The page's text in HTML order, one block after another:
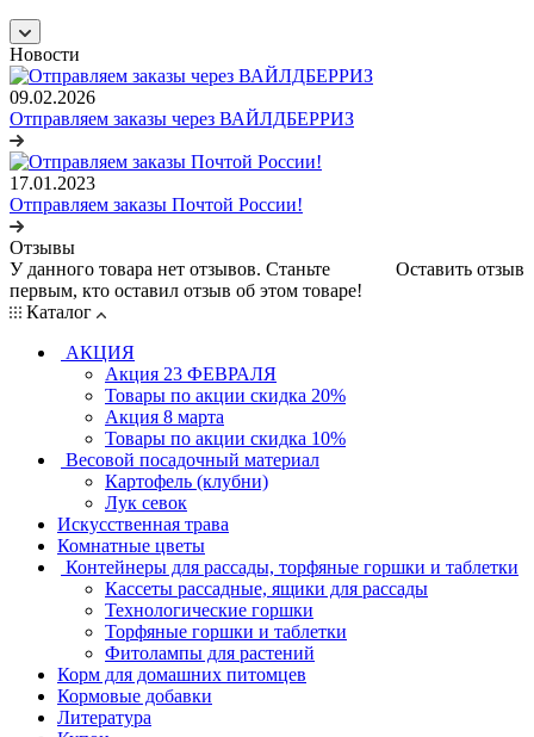
Новости
09.02.2026
Отправляем заказы через ВАЙЛДБЕРРИЗ
17.01.2023
Отправляем заказы Почтой России!
Отзывы
Оставить отзыв
У данного товара нет отзывов. Станьте
первым, кто оставил отзыв об этом товаре!
Каталог
АКЦИЯ
Акция 23 ФЕВРАЛЯ
Товары по акции скидка 20%
Акция 8 марта
Товары по акции скидка 10%
Весовой посадочный материал
Картофель (клубни)
Лук севок
Искусственная трава
Комнатные цветы
Контейнеры для рассады, торфяные горшки и таблетки
Кассеты рассадные, ящики для рассады
Технологические горшки
Торфяные горшки и таблетки
Фитолампы для растений
Корм для домашних питомцев
Кормовые добавки
Литература